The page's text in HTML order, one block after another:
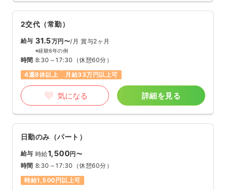
2交代（常勤）
給与 31.5万円〜/月 賞与2ヶ月
※経験6年の例
時間 8:30～17:30 （休憩60分）
4週8休以上
月給33万円以上可
気になる 詳細を見る
日勤のみ（パート）
給与 時給1,500円〜
時間 8:30～17:30 （休憩60分）
時給1,500円以上可